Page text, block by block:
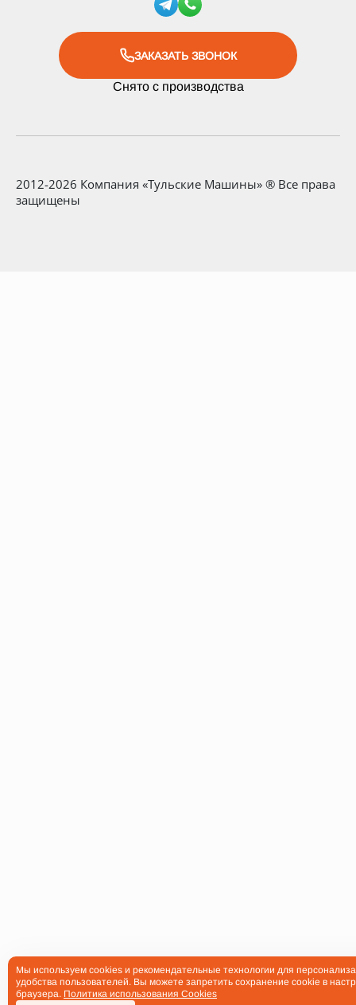
ЗАКАЗАТЬ ЗВОНОК
Снято с производства
2012-2026 Компания «Тульские Машины» ® Все права
защищены
Мы используем cookies и рекомендательные технологии для
удобства пользователей. Вы можете запретить сохранение cookie в
браузера. Политика использования Cookies